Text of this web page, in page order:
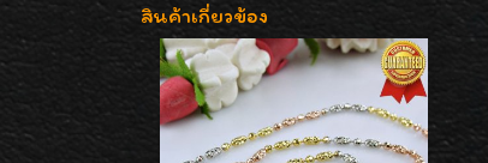
สินค้าเกี่ยวข้อง